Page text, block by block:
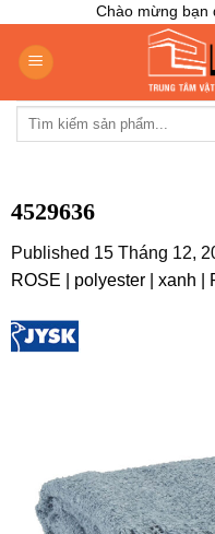
content
Chào mừng bạn
Tìm
4529636
Published 15 Tháng 12,
ROSE | polyester | xanh |